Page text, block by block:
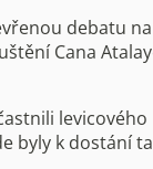
debatu
Cana
levicového
byly k dostání